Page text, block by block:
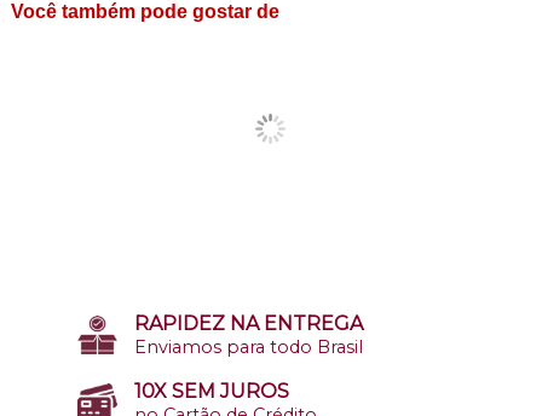
Você também pode gostar de
RAPIDEZ NA ENTREGA
Enviamos para todo Brasil
10X SEM JUROS